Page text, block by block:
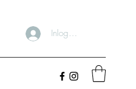
Inloggen